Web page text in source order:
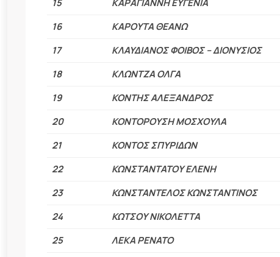
15
ΚΑΡΑΓΙΑΝΝΗ ΕΥΓΕΝΙΑ
16
ΚΑΡΟΥΤΑ ΘΕΑΝΩ
17
ΚΛΑΥΔΙΑΝΟΣ ΦΟΙΒΟΣ – ΔΙΟΝΥΣΙΟΣ
18
ΚΛΩΝΤΖΑ ΟΛΓΑ
19
ΚΟΝΤΗΣ ΑΛΕΞΑΝΔΡΟΣ
20
ΚΟΝΤΟΡΟΥΣΗ ΜΟΣΧΟΥΛΑ
21
ΚΟΝΤΟΣ ΣΠΥΡΙΔΩΝ
22
ΚΩΝΣΤΑΝΤΑΤΟΥ ΕΛΕΝΗ
23
ΚΩΝΣΤΑΝΤΕΛΟΣ ΚΩΝΣΤΑΝΤΙΝΟΣ
24
ΚΩΤΣΟΥ ΝΙΚΟΛΕΤΤΑ
25
ΛΕΚΑ ΡΕΝΑΤΟ